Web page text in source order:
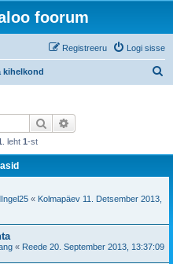
foorum
Logi sisse
Registreeru
kihelkond
Otsi
. leht 1-st
« Kolmapäev 11. Detsember 2013,
« Reede 20. September 2013, 13:37:09